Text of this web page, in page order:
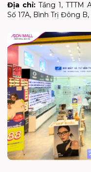
Địa chỉ:Tầng 1, TTTM
Số 17A, Bình Trị Đông